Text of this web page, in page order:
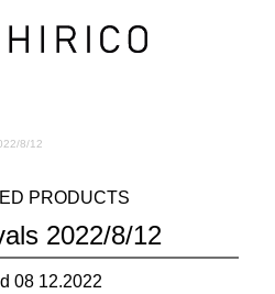
8/12
PRODUCTS
2022/8/12
08 12.2022